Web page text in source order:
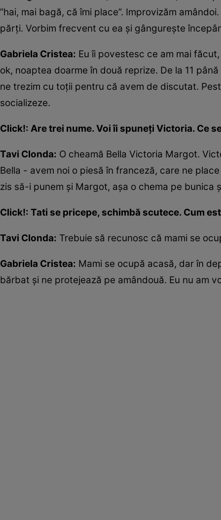
”hai, mai bagă, că îmi place”. Improvizăm
părți. Vorbim frecvent cu ea și gângurește
Gabriela Cristea: Eu îi povestesc ce am mai
ok, noaptea doarme în două reprize. De la 11
ne trezim cu toții pentru că avem de discutat.
socializeze.
Click!: Are trei nume. Voi îi spuneți Victoria. Ce
Tavi Clonda: O cheamă Bella Victoria Margot.
Bella - avem noi o piesă în franceză, care ne
zis să-i punem și Margot, așa o chema pe bunica
Click!: Tati se pricepe, schimbă scutece. Cum
Tavi Clonda: Trebuie să recunosc că mami se
Gabriela Cristea: Mami se ocupă acasă, dar în
bărbat și ne protejează pe amândouă. Eu nu am